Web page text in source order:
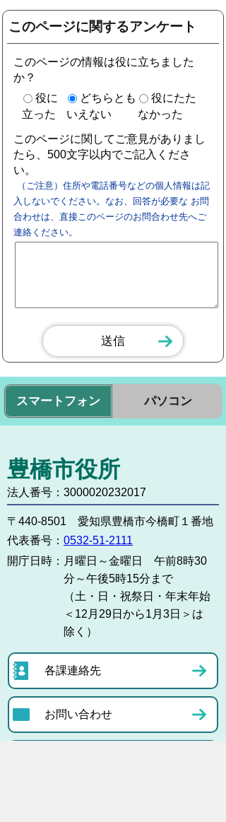
このページに関するアンケート
このページの情報は役に立ちました
か？
役に
立った
どちらとも
いえない
役にたた
なかった
このページに関してご意見がありまし
たら、500文字以内でご記入くださ
い。
（ご注意）住所や電話番号などの個人情報は記
入しないでください。なお、回答が必要な お問
合わせは、直接このページのお問合わせ先へご
連絡ください。
スマートフォン パソコン
豊橋市役所
法人番号：3000020232017
〒440-8501 愛知県豊橋市今橋町１番地
代表番号： 0532-51-2111
開庁日時： 月曜日～金曜日 午前8時30
分～午後5時15分まで
（土・日・祝祭日・年末年始
＜12月29日から1月3日＞は
除く）
各課連絡先
お問い合わせ